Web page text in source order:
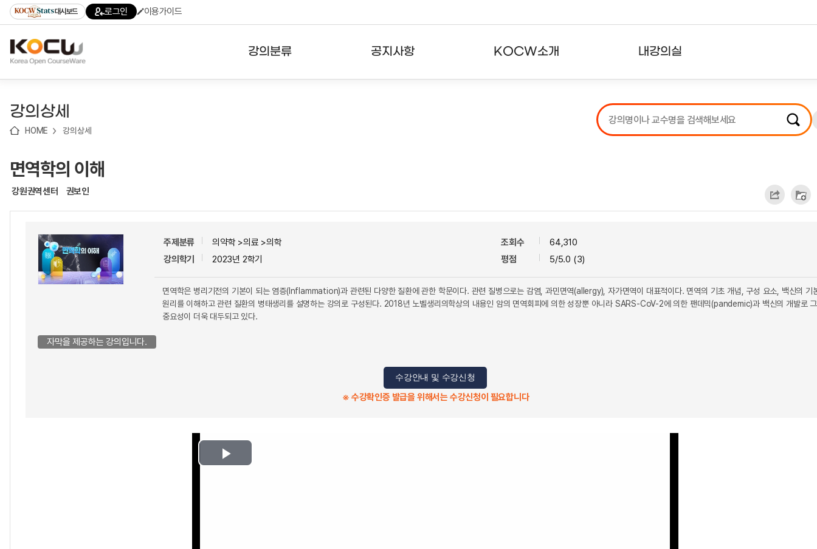
기
기
기
content)
가
대시보드 로그인 이용가이드
강의분류 공지사항 KOCW소개 내강의실
강의리스트
수강확인증강의
강의상세
HOME 강의상세
면역학의 이해
강원권역센터 권보인
주제분류
의약학 >의료 >의학
강의학기
2023년 2학기
조회수
64,310
평점
5/5.0 (3)
면역학은 병리기전의 기본이 되는 염증(Inflammation)과 관련된 다양한 질환에 관한 학문이다. 관련 질병으로는 감염, 과민면역(allergy), 자가면역이 대표적이다. 면역의 기초 개념, 구성 요소, 백신의 기
원리를 이해하고 관련 질환의 병태생리를 설명하는 강의로 구성된다. 2018년 노벨생리의학상의 내용인 암의 면역회피에 의한 성장뿐 아니라 SARS-CoV-2에 의한 팬데믹(pandemic)과 백신의 개발로 그
중요성이 더욱 대두되고 있다.
자막을 제공하는 강의입니다.
수강안내 및 수강신청
※ 수강확인증 발급을 위해서는 수강신청이 필요합니다
Play